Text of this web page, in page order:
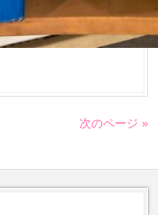
次のページ »